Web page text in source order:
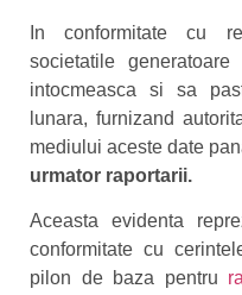
In conformitate cu
societatile
intocmeasca si sa
lunara, furnizand
mediului aceste date
urmator raportarii.
Aceasta evidenta
conformitate cu
pilon de baza pentru